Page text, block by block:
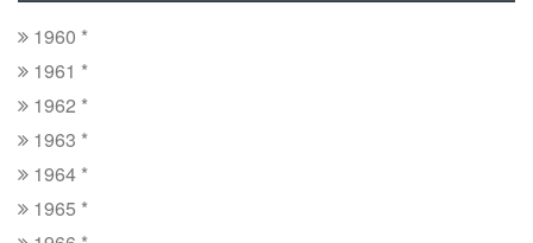
1960 *
1961 *
1962 *
1963 *
1964 *
1965 *